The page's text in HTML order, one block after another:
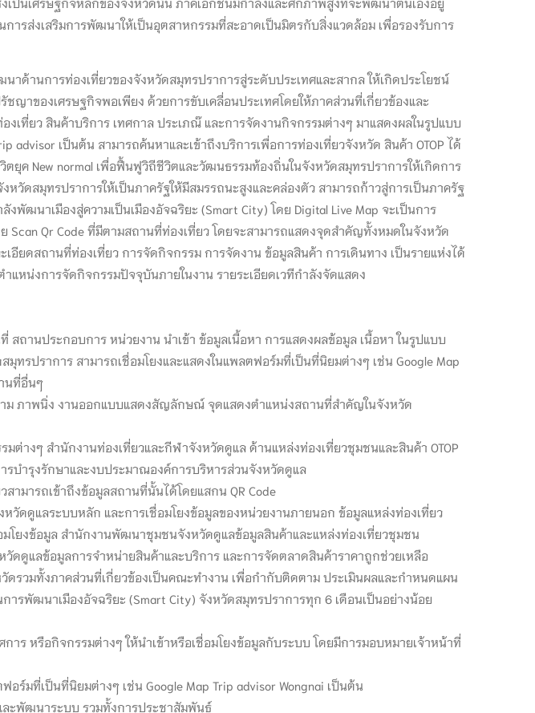
รส่งเสริมการพัฒนาให้เป็นอุตสาหกรรมที่สะอาดเป็นมิตรกับสิ่งแวดล้อม เพื่อรองรับการ
ด้านการท่องเที่ยวของจังหวัดสมุทรปราการสู่ระดับประเทศและสากล ให้เกิดประโยชน์
าของเศรษฐกิจพอเพียง ด้วยการขับเคลื่อนประเทศโดยให้ภาคส่วนที่เกี่ยวข้องและ
เที่ยว สินค้าบริการ เทศกาล ประเภณ๊ และการจัดงานกิจกรรมต่างๆ มาแสดงผลในรูปแบบ
advisor เป็นต้น สามารถค้นหาและเข้าถึงบริการเพื่อการท่องเที่ยวจังหวัด สินค้า OTOP ได้
ยุค New normal เพื่อฟื้นฟูวิถีชีวิตและวัฒนธรรมท้องถิ่นในจังหวัดสมุทรปราการให้เกิดการ
วัดสมุทรปราการให้เป็นภาครัฐให้มีสมรรถนะสูงและคล่องตัว สามารถก้าวสู่การเป็นภาครัฐ
ฒนาเมืองสู่ความเป็นเมืองอัจฉริยะ (Smart City) โดย Digital Live Map จะเป็นการ
Scan Qr Code ที่มีตามสถานที่ท่องเที่ยว โดยจะสามารถแสดงจุดสำคัญทั้งหมดในจังหวัด
อียดสถานที่ท่องเที่ยว การจัดกิจกรรม การจัดงาน ข้อมูลสินค้า การเดินทาง เป็นรายแห่งได้
แหน่งการจัดกิจกรรมปัจจุบันภายในงาน รายระเอียดเวทีกำลังจัดแสดง
ถานประกอบการ หน่วยงาน นำเข้า ข้อมูลเนื้อหา การแสดงผลข้อมูล เนื้อหา ในรูปแบบ
ปราการ สามารถเชื่อมโยงและแสดงในแพลตฟอร์มที่เป็นที่นิยมต่างๆ เช่น Google Map
นที่อื่นๆ
าม ภาพนิ่ง งานออกแบบแสดงสัญลักษณ์ จุดแสดงตำแหน่งสถานที่สำคัญในจังหวัด
างๆ สำนักงานท่องเที่ยวและกีฬาจังหวัดดูแล ด้านแหล่งท่องเที่ยวชุมชนและสินค้า OTOP
ำรุงรักษาและงบประมาณองค์การบริหารส่วนจังหวัดดูแล
ามารถเข้าถึงข้อมูลสถานที่นั้นได้โดยแสกน QR Code
วัดดูแลระบบหลัก และการเชื่อมโยงข้อมูลของหน่วยงานภายนอก ข้อมูลแหล่งท่องเที่ยว
โยงข้อมูล สำนักงานพัฒนาชุมชนจังหวัดดูแลข้อมูลสินค้าและแหล่งท่องเที่ยวชุมชน
แลข้อมูลการจำหน่ายสินค้าและบริการ และการจัดตลาดสินค้าราคาถูกช่วยเหลือ
รวมทั้งภาคส่วนที่เกี่ยวข้องเป็นคณะทำงาน เพื่อกำกับติดตาม ประเมินผลและกำหนดแผน
ารพัฒนาเมืองอัจฉริยะ (Smart City) จังหวัดสมุทรปราการทุก 6 เดือนเป็นอย่างน้อย
ร หรือกิจกรรมต่างๆ ให้นำเข้าหรือเชื่อมโยงข้อมูลกับระบบ โดยมีการมอบหมายเจ้าหน้าที่
ร์มที่เป็นที่นิยมต่างๆ เช่น Google Map Trip advisor Wongnai เป็นต้น
ะพัฒนาระบบ รวมทั้งการประชาสัมพันธ์